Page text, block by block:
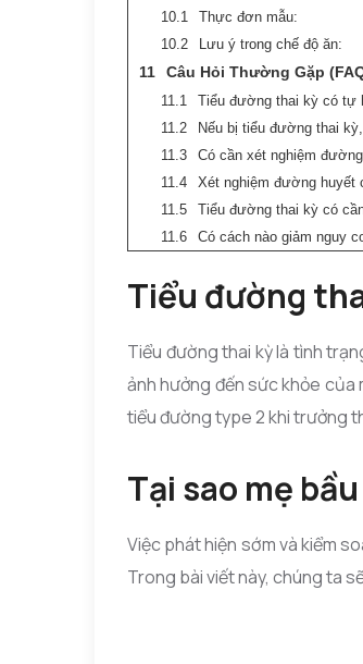
Thực đơn mẫu:
Lưu ý trong chế độ ăn:
Câu Hỏi Thường Gặp
Tiểu đường thai kỳ có tự
Nếu bị tiểu đường thai
Có cần xét nghiệm
Xét nghiệm đường huyết
Tiểu đường thai kỳ có
Có cách nào giảm nguy
Tiểu đường
Tiểu đường thai kỳ là tình
ảnh hưởng đến sức khỏe của
tiểu đường type 2 khi trưởng
Tại sao mẹ
Việc phát hiện sớm và kiểm
Trong bài viết này, chúng ta